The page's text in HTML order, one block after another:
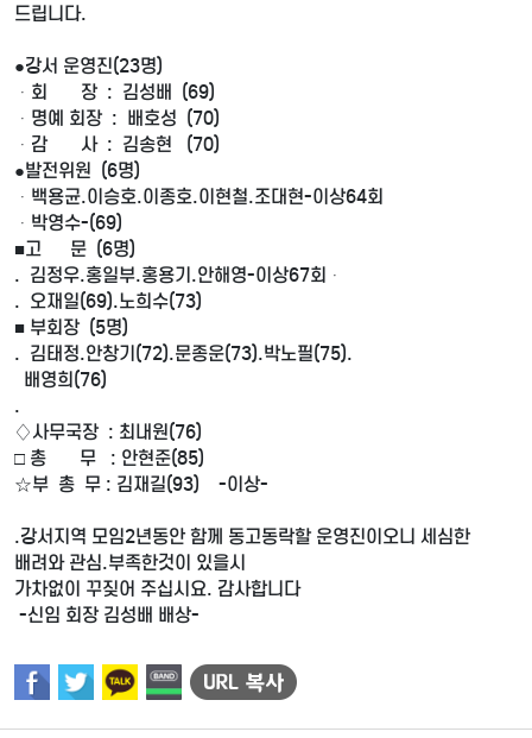
드립니다.
●강서 운영진(23명)
ᆞ회 장 : 김성배 (69)
ᆞ명예 회장 : 배호성 (70)
ᆞ감 사 : 김송현 (70)
●발전위원 (6명)
ᆞ백용균.이승호.이종호.이현철.조대현-이상64회
ᆞ박영수-(69)
■고 문 (6명)
. 김정우.홍일부.홍용기.안해영-이상67회ᆞ
. 오재일(69).노희수(73)
■ 부회장 (5명)
. 김태정.안창기(72).문종운(73).박노필(75).
배영희(76)
.
♢사무국장 : 최내원(76)
□ 총 무 : 안현준(85)
☆부 총 무 : 김재길(93) -이상-
.강서지역 모임2년동안 함께 동고동락할 운영진이오니 세심한
배려와 관심.부족한것이 있을시
가차없이 꾸짖어 주십시요. 감사합니다
-신임 회장 김성배 배상-